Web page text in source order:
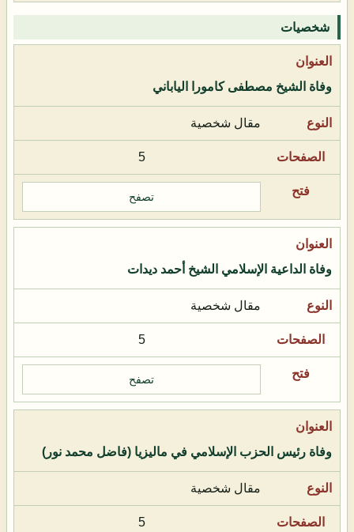
شخصيات
وفاة الشيخ مصطفى كامورا الياباني
مقال شخصية
5
تصفح
وفاة الداعية الإسلامي الشيخ أحمد ديدات
مقال شخصية
5
تصفح
وفاة رئيس الحزب الإسلامي في ماليزيا (فاضل محمد نور)
مقال شخصية
5